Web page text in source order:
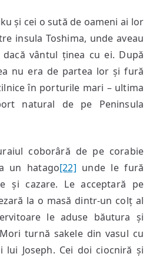
și cei o sută de oameni ai lor
insula Toshima, unde aveau
vântul ținea cu ei. După
nu era de partea lor și fură
în porturile mari – ultima
natural de pe Peninsula
coborâră de pe corabie
un hatago[22] unde le fură
și cazare. Le acceptară pe
la o masă dintr-un colț al
le aduse băutura și
turnă sakele din vasul cu
lui Joseph. Cei doi ciocniră și